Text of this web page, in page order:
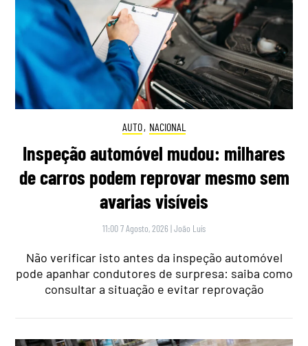
AUTO, NACIONAL
Inspeção automóvel mudou: milhares
de carros podem reprovar mesmo sem
avarias visíveis
11:00 7 Agosto, 2026 |João Luís
Não verificar isto antes da inspeção automóvel
pode apanhar condutores de surpresa: saiba como
consultar a situação e evitar reprovação